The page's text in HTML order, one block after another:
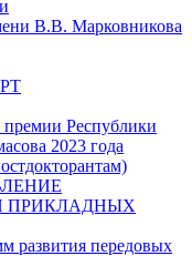
В.В. Марковникова
премии Республики
2023 года
ПРИКЛАДНЫХ
развития передовых